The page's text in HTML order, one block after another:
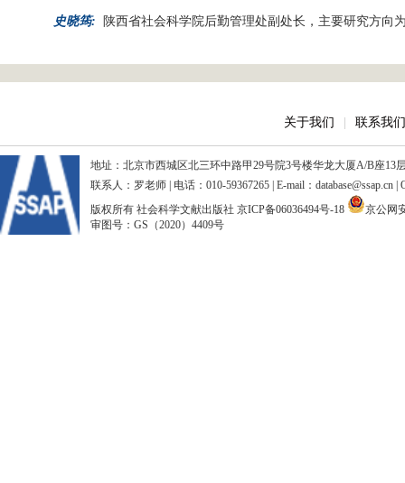
史晓筠: 陕西省社会科学院后勤管理处副处长，主要研究方向
关于我们 联系我们
地址：北京市西城区北三环中路甲29号院3号楼华龙大厦A/B座13
联系人：罗老师 | 电话：010-59367265 | E-mail：database@ssap.cn
版权所有 社会科学文献出版社 京ICP备06036494号-18
京公网
审图号：GS（2020）4409号